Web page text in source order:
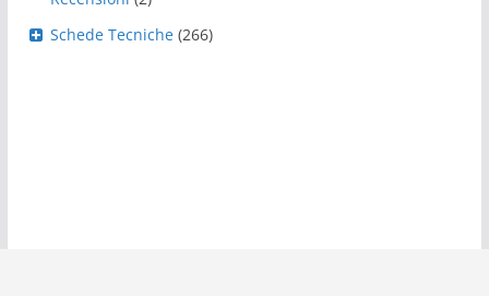
Schede Tecniche (266)